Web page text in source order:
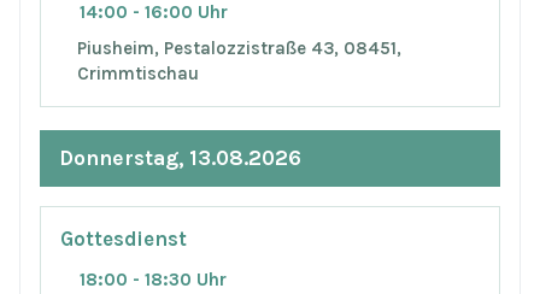
14:00 - 16:00 Uhr
Piusheim, Pestalozzistraße 43, 08451,
Crimmtischau
Donnerstag, 13.08.2026
Gottesdienst
18:00 - 18:30 Uhr